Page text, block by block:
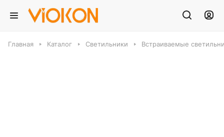
Главная Каталог Светильники Встраиваемые